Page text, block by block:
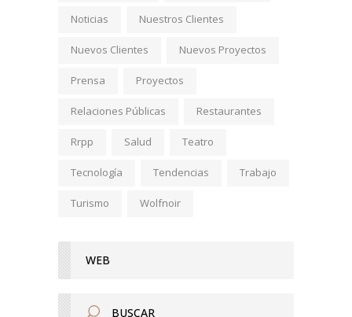
Noticias Nuestros Clientes
Nuevos Clientes Nuevos Proyectos
Prensa Proyectos
Relaciones Públicas Restaurantes
Rrpp Salud Teatro
Tecnología Tendencias Trabajo
Turismo Wolfnoir
WEB